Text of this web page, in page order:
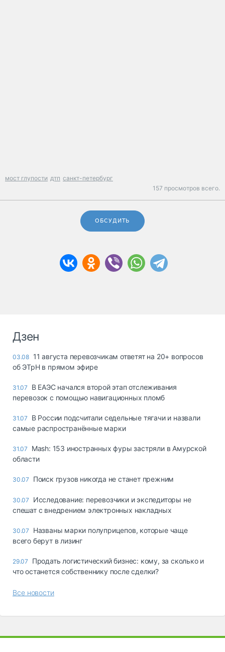
мост глупости дтп санкт-петербург
157 просмотров всего.
ОБСУДИТЬ
Дзен
03.08 11 августа перевозчикам ответят на 20+ вопросов
об ЭТрН в прямом эфире
31.07
В ЕАЭС начался второй этап отслеживания
перевозок с помощью навигационных пломб
31.07
В России подсчитали седельные тягачи и назвали
самые распространённые марки
31.07
Mash: 153 иностранных фуры застряли в Амурской
области
30.07 Поиск грузов никогда не станет прежним
30.07
Исследование: перевозчики и экспедиторы не
спешат с внедрением электронных накладных
30.07
Названы марки полуприцепов, которые чаще
всего берут в лизинг
29.07
Продать логистический бизнес: кому, за сколько и
что останется собственнику после сделки?
Все новости